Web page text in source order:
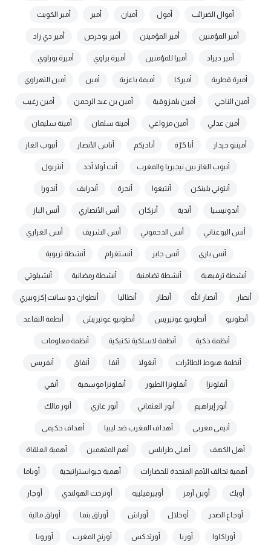
أموال الضرائب أمول أميان أمير أمير الكويت
أمير المؤمنين أمير المؤمينن أمير بوخرص أمير دي زاد
أمير ديزاد أميرا للمؤمنين أميرة براوي أميرة بوراوي
أميرة قطرية أميركا أميمة باعزية أمين أمين التهراوي
أمين الناجي أمين بلمزوقية أمين بن عبد الرحمن أمين رغيب
أمين عدلي أمين مزواغي أمينة سلمان أمينة سليمان
أمينتو حيدار أنا حُرّة أناديكم أناس الأنصار أنبوب الغاز
أنبوب الغاز بين نيجيريا والمغرب أنت أولا أحد أنتربول
أنتوني بلينكن أنتيغوا أنجرة أندرايف أندورا
أندونيسيا أندية أنزكان أنس الأنصاري أنس الباز
أنس البوعناني أنس الدحموني أنس الشريف أنس الغراري
أنس باري أنس جابر أنستغرام أنشطة تربوية
أنشطة ترفيهية أنشطة تضامنية أنشطة رمضانية أنشيلوتي
أنصار أنصار الله أنطار أنطاليا أنطوان دو سانت إكزوبيري
أنطونيو أنطونيو غوتيريس أنطونيو غوتيريش أنظمة التقاعد
أنظمة ذكية أنظمة لاسلكية تكتيكية أنظمة معلومات
أنظمة هبوط الطائرات أنغولا أنفا أنفاق أنفريس
أنفلونزا أنفلونزا الطيور أنفلونزا موسمية أنفي
أنور إبراهيم أنور العثماني أنور غازي أنور مالك
أنيمي مغربي أهداف المغرب ضد ليبيا أهداف حكيمي
أهل الكهف أهلي طرابلس أهم المتهمين أهمية العلقاة
أهمية تحالف الأمم المتحدة للحضارات أهمية جيواستراتيجية أوباما
أوبك أوبن آرمز أوبيرفيلييه أوترخت الهولندي أوجار
أوجاع الصدر أوخلال أوراش أوراق بنما أوراق مالية
أوراكاوا أوربا أورثدكس أورنج المغرب أوروبا